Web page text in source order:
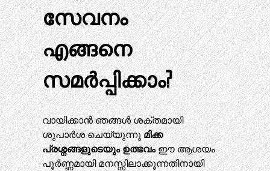
സേവനം
എങ്ങനെ
സമർപ്പിക്കാം?
വായിക്കാൻ ഞങ്ങൾ ശക്തമായി
ശുപാർശ ചെയ്യുന്നുമിക്ക
പ്രശ്നങ്ങളുടെയും ഉത്ഭവംഈ ആശയം
പൂർണ്ണമായി മനസ്സിലാക്കുന്നതിനായി